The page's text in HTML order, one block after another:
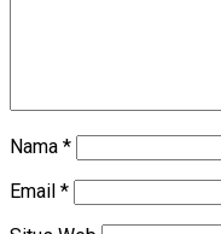
Nama *
Email *